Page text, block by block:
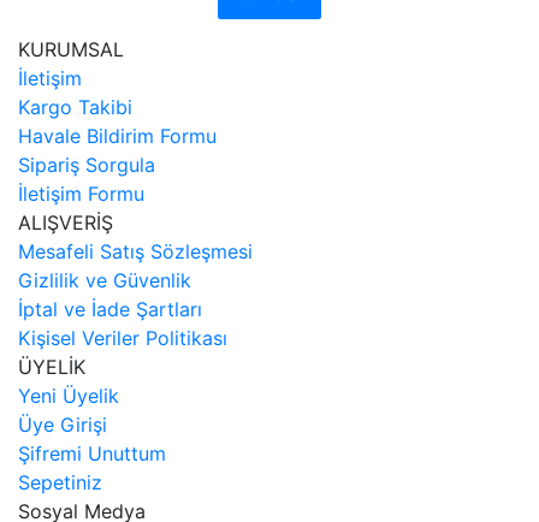
KURUMSAL
İletişim
Kargo Takibi
Havale Bildirim Formu
Sipariş Sorgula
İletişim Formu
ALIŞVERİŞ
Mesafeli Satış Sözleşmesi
Gizlilik ve Güvenlik
İptal ve İade Şartları
Kişisel Veriler Politikası
ÜYELİK
Yeni Üyelik
Üye Girişi
Şifremi Unuttum
Sepetiniz
Sosyal Medya